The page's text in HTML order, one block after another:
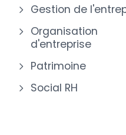
Gestion de
Organisation
d'entreprise
Patrimoine
Social RH